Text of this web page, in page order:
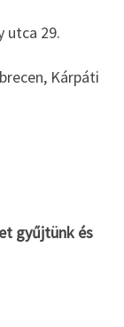
utca 29.
Kárpáti
gyűjtünk és